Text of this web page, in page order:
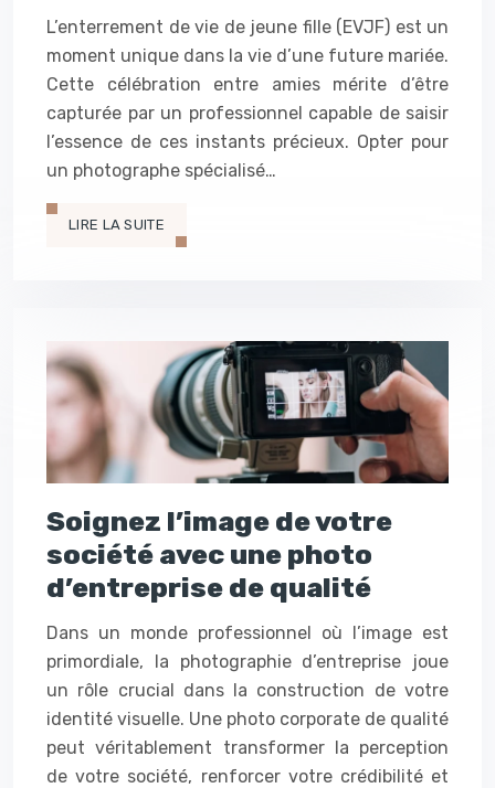
L’enterrement de vie de jeune fille (EVJF) est un
moment unique dans la vie d’une future mariée.
Cette célébration entre amies mérite d’être
capturée par un professionnel capable de saisir
l’essence de ces instants précieux. Opter pour
un photographe spécialisé…
LIRE LA SUITE
Soignez l’image de votre
société avec une photo
d’entreprise de qualité
Dans un monde professionnel où l’image est
primordiale, la photographie d’entreprise joue
un rôle crucial dans la construction de votre
identité visuelle. Une photo corporate de qualité
peut véritablement transformer la perception
de votre société, renforcer votre crédibilité et